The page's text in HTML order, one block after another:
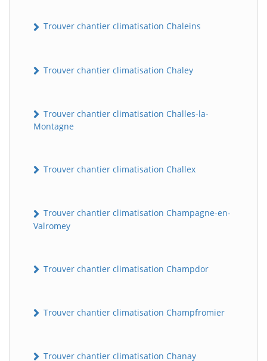
Trouver chantier climatisation Chaleins
Trouver chantier climatisation Chaley
Trouver chantier climatisation Challes-la-
Montagne
Trouver chantier climatisation Challex
Trouver chantier climatisation Champagne-en-
Valromey
Trouver chantier climatisation Champdor
Trouver chantier climatisation Champfromier
Trouver chantier climatisation Chanay